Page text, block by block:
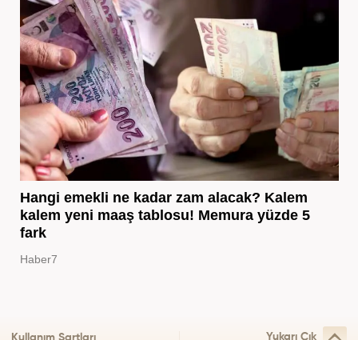
Hangi emekli ne kadar zam alacak? Kalem
kalem yeni maaş tablosu! Memura yüzde 5
fark
Haber7
Kullanım Şartları Yukarı Çık